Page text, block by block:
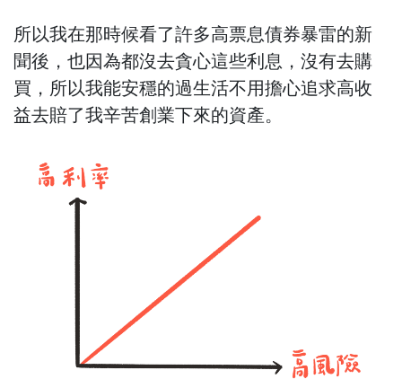
所以我在那時候看了許多高票息債券暴雷的新
聞後，也因為都沒去貪心這些利息，沒有去購
買，所以我能安穩的過生活不用擔心追求高收
益去賠了我辛苦創業下來的資產。